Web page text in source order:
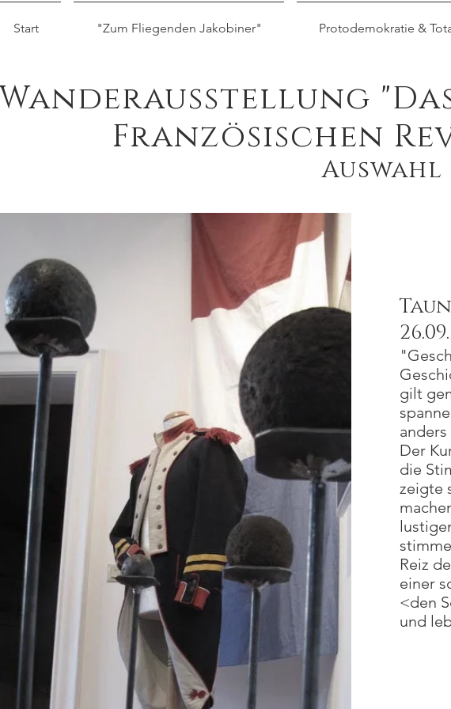
Start "Zum Fliegenden Jakobiner" Protodemokratie &
Wanderausstellung
Französischen
Auswahl
gilt
Der
die
zeigte
Reiz
einer
<den
und